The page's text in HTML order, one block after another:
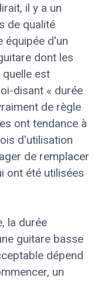
il y a un
de qualité
équipée d'un
dont les
est
disant « durée
de règle
ont tendance à
d'utilisation
de remplacer
ont été utilisées
la durée
guitare basse
dépend
un